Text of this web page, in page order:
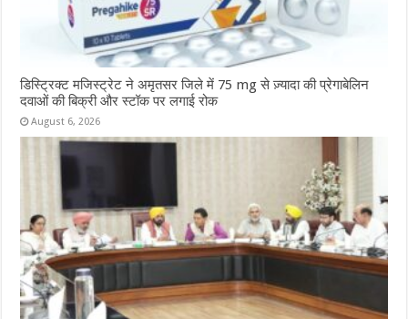
डिस्ट्रिक्ट मजिस्ट्रेट ने अमृतसर जिले में 75 mg से ज़्यादा की प्रेगाबेलिन
दवाओं की बिक्री और स्टॉक पर लगाई रोक
August 6, 2026